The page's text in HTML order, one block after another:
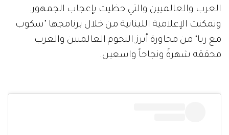
العرب والعالميين والتي حظيت بإعجاب الجمهور.
وتمكنت الإعلامية اللبنانية من خلال برنامجها "سكوب
مع ريا" من محاورة أبرز النجوم العالميين والعرب
محققة شهرةً ونجاحاً واسعين.